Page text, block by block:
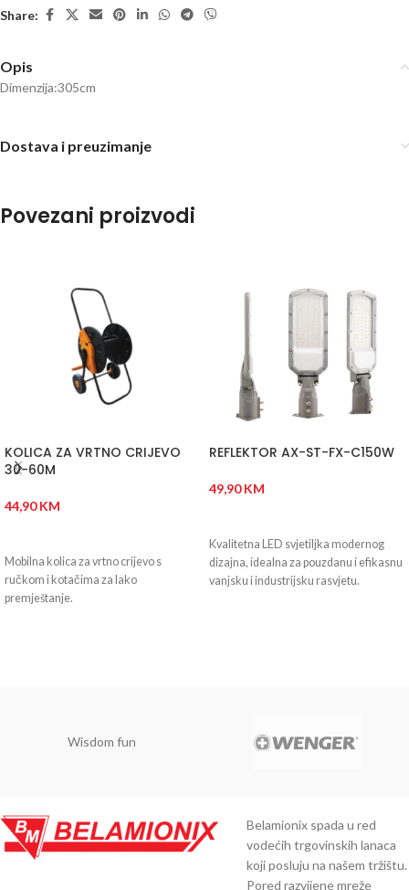
Share:
Opis
Dimenzija:305cm
Dostava i preuzimanje
Povezani proizvodi
KOLICA ZA VRTNO CRIJEVO
30-60M
44,90KM
Mobilna kolica za vrtno crijevo s
ručkom i kotačima za lako
premještanje.
REFLEKTOR AX-ST-FX-C150W
49,90KM
Kvalitetna LED svjetiljka modernog
dizajna, idealna za pouzdanu i efikasnu
vanjsku i industrijsku rasvjetu.
Wisdom fun
Belamionix spada u red
vodećih trgovinskih lanaca
koji posluju na našem tržištu.
Pored razvijene mreže